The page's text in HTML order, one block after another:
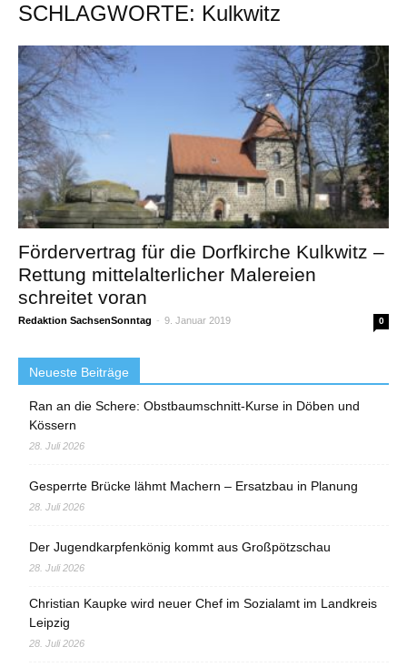
SCHLAGWORTE: Kulkwitz
Fördervertrag für die Dorfkirche Kulkwitz –
Rettung mittelalterlicher Malereien
schreitet voran
Redaktion SachsenSonntag - 9. Januar 2019 0
Neueste Beiträge
Ran an die Schere: Obstbaumschnitt-Kurse in Döben und
Kössern
28. Juli 2026
Gesperrte Brücke lähmt Machern – Ersatzbau in Planung
28. Juli 2026
Der Jugendkarpfenkönig kommt aus Großpötzschau
28. Juli 2026
Christian Kaupke wird neuer Chef im Sozialamt im Landkreis
Leipzig
28. Juli 2026